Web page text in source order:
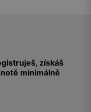
získáš
minimálně